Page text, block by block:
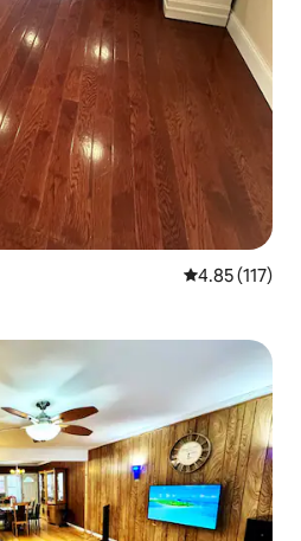
Calificación
4.85 (117)